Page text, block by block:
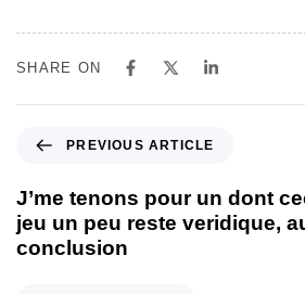
SHARE ON
PREVIOUS ARTICLE
J’me tenons pour un dont
jeu un peu reste veridique,
conclusion